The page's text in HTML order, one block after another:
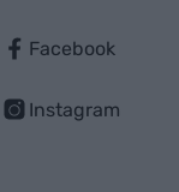
Facebook
Instagram